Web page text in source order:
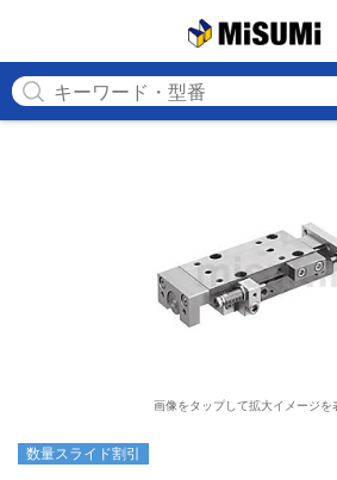
画像をタップして拡大イメージを
数量スライド割引